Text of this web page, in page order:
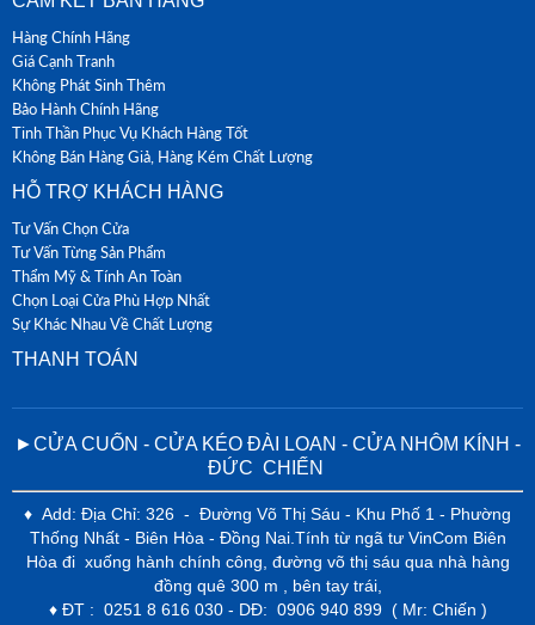
Hàng Chính Hãng
Giá Cạnh Tranh
Không Phát Sinh Thêm
Bảo Hành Chính Hãng
Tinh Thần Phục Vụ Khách Hàng Tốt
Không Bán Hàng Giả, Hàng Kém Chất Lượng
HỖ TRỢ KHÁCH HÀNG
Tư Vấn Chọn Cửa
Tư Vấn Từng Sản Phẩm
Thẩm Mỹ & Tính An Toàn
Chọn Loại Cửa Phù Hợp Nhất
Sự Khác Nhau Về Chất Lượng
THANH TOÁN
►CỬA CUỐN - CỬA KÉO ĐÀI LOAN - CỬA NHÔM KÍNH -
ĐỨC CHIẾN
♦ Add: Địa Chỉ: 326 - Đường Võ Thị Sáu - Khu Phố 1 - Phường
Thống Nhất - Biên Hòa - Đồng Nai.Tính từ ngã tư VinCom Biên
Hòa đi xuống hành chính công, đường võ thị sáu qua nhà hàng
đồng quê 300 m , bên tay trái,
♦ ĐT : 0251 8 616 030 - DĐ: 0906 940 899 ( Mr: Chiến )